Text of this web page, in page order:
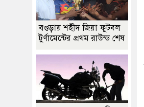
বগুড়ায় শহীদ জিয়া ফুটবল
টুর্ণামেন্টের প্রথম রাউন্ড শেষ